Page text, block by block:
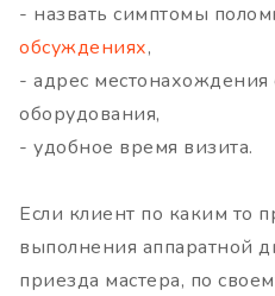
- назвать симптомы
обсуждениях,
- адрес местонахождения
оборудования,
- удобное время визита.
Если клиент по каким то
выполнения аппаратной
приезда мастера, по